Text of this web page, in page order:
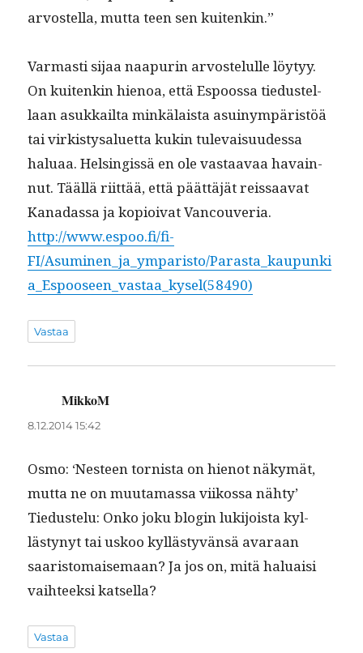
arvostel­la, mut­ta teen sen kuitenkin.”
Var­masti sijaa naa­purin arvostelulle löytyy.
On kuitenkin hienoa, että Espoos­sa tiedustel­
laan asukkail­ta minkälaista asuinympäristöä
tai virk­istysaluet­ta kukin tule­vaisu­udessa
halu­aa. Helsingis­sä en ole vas­taavaa havain­
nut. Tääl­lä riit­tää, että päät­täjät reis­saa­vat
Kanadas­sa ja kopi­oi­vat Vancouveria.
http://www.espoo.fi/fi-
FI/Asuminen_ja_ymparisto/Parasta_kaupunki
a_Espooseen_vastaa_kysel(58490)
Vastaa
MikkoM
8.12.2014 15:42
Osmo: ‘Nes­teen tor­nista on hienot näkymät,
mut­ta ne on muu­ta­mas­sa viikos­sa nähty’
Tiedustelu: Onko joku blo­gin luk­i­joista kyl­
lästynyt tai uskoo kyl­lästyvän­sä avaraan
saaris­tom­aise­maan? Ja jos on, mitä halu­aisi
vai­h­teek­si katsella?
Vastaa